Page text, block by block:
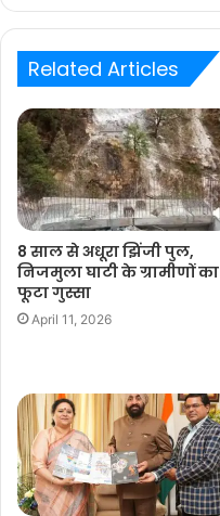
Related Articles
8 साल से अधूरा झिंजी पुल,
निजमुला घाटी के ग्रामीणों का
फूटा गुस्सा
April 11, 2026